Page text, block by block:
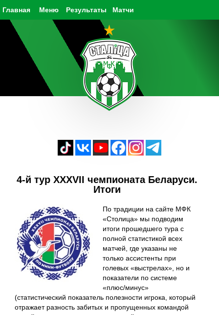
Главная Результаты Матчи
Меню
4-й тур XXXVII чемпионата Беларуси.
Итоги
По традиции на сайте МФК
«Столица» мы подводим
итоги прошедшего тура с
полной статистикой всех
матчей, где указаны не
только ассистенты при
голевых «выстрелах», но и
показатели по системе
«плюс/минус»
(статистический показатель полезности игрока, который
отражает разность забитых и пропущенных командой